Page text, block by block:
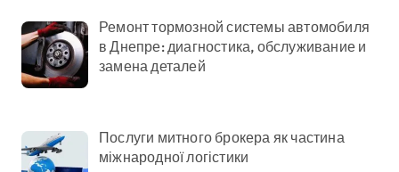
Ремонт тормозной системы автомобиля
в Днепре: диагностика, обслуживание и
замена деталей
Послуги митного брокера як частина
міжнародної логістики